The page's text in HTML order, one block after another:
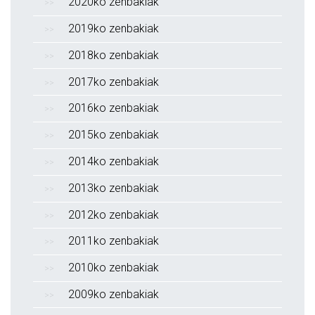
2019ko zenbakiak
2018ko zenbakiak
2017ko zenbakiak
2016ko zenbakiak
2015ko zenbakiak
2014ko zenbakiak
2013ko zenbakiak
2012ko zenbakiak
2011ko zenbakiak
2010ko zenbakiak
2009ko zenbakiak